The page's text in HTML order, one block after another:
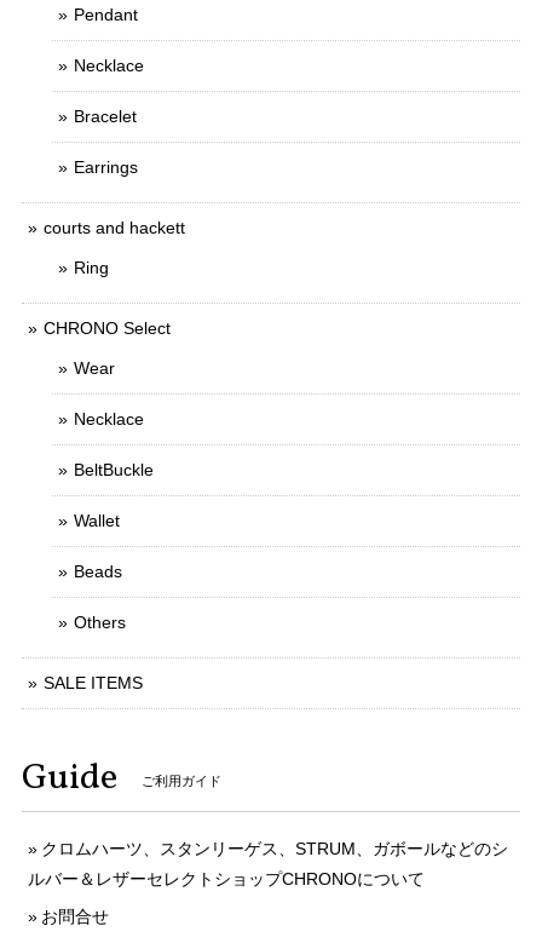
Pendant
Necklace
Bracelet
Earrings
courts and hackett
Ring
CHRONO Select
Wear
Necklace
BeltBuckle
Wallet
Beads
Others
SALE ITEMS
Guide ご利用ガイド
クロムハーツ、スタンリーゲス、STRUM、ガボールなどのシ
ルバー＆レザーセレクトショップCHRONOについて
お問合せ